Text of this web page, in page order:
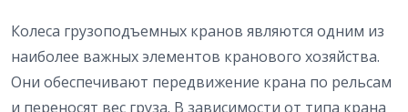
Колеса грузоподъемных кранов являются одним из
наиболее важных элементов кранового хозяйства.
Они обеспечивают передвижение крана по рельсам
и переносят вес груза. В зависимости от типа крана